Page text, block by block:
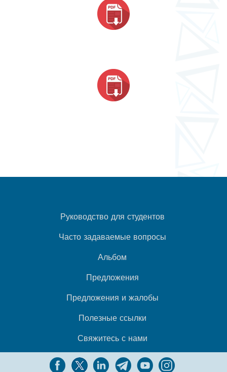
Руководство для студентов
Часто задаваемые вопросы
Альбом
Предложения
Предложения и жалобы
Полезные ссылки
Свяжитесь с нами